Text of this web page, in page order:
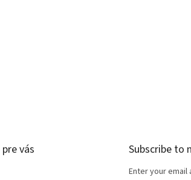
vás Subscribe to
Enter your